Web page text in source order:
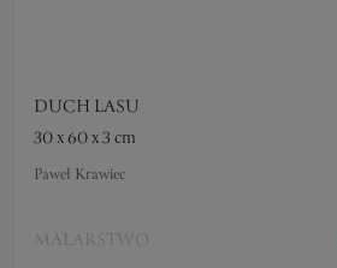
DUCH LASU
30 x 60 x 3 cm
Paweł Krawiec
MALARSTWO